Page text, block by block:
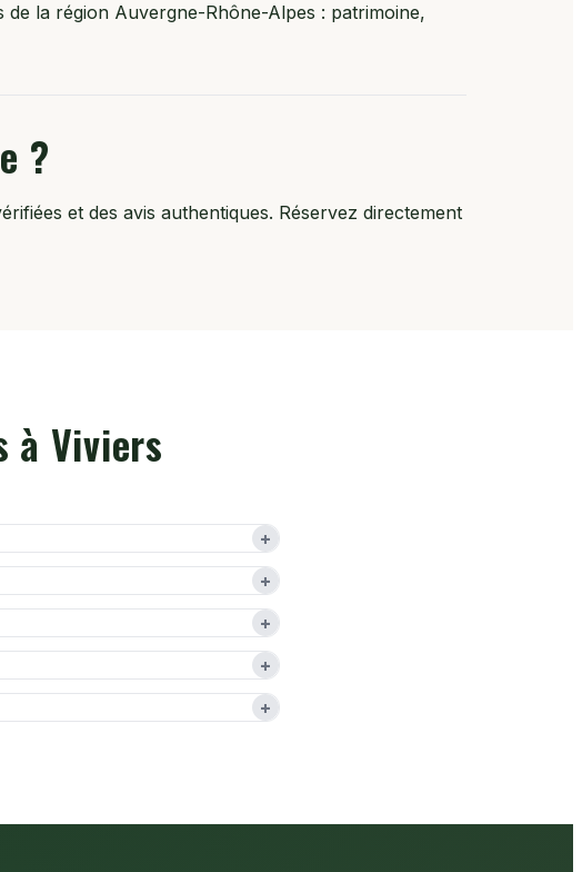
la région Auvergne-Rhône-Alpes : patrimoine,
?
et des avis authentiques. Réservez directement
Viviers
+
+
+
+
+